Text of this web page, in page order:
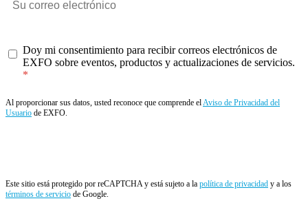
Doy mi consentimiento para recibir correos electrónicos de
EXFO sobre eventos, productos y actualizaciones de servicios.
Al proporcionar sus datos, usted reconoce que comprende elAviso de Privacidad del
Usuario de EXFO.
Este sitio está protegido por reCAPTCHA y está sujeto a la política de privacidad y a los
términos de servicio de Google.